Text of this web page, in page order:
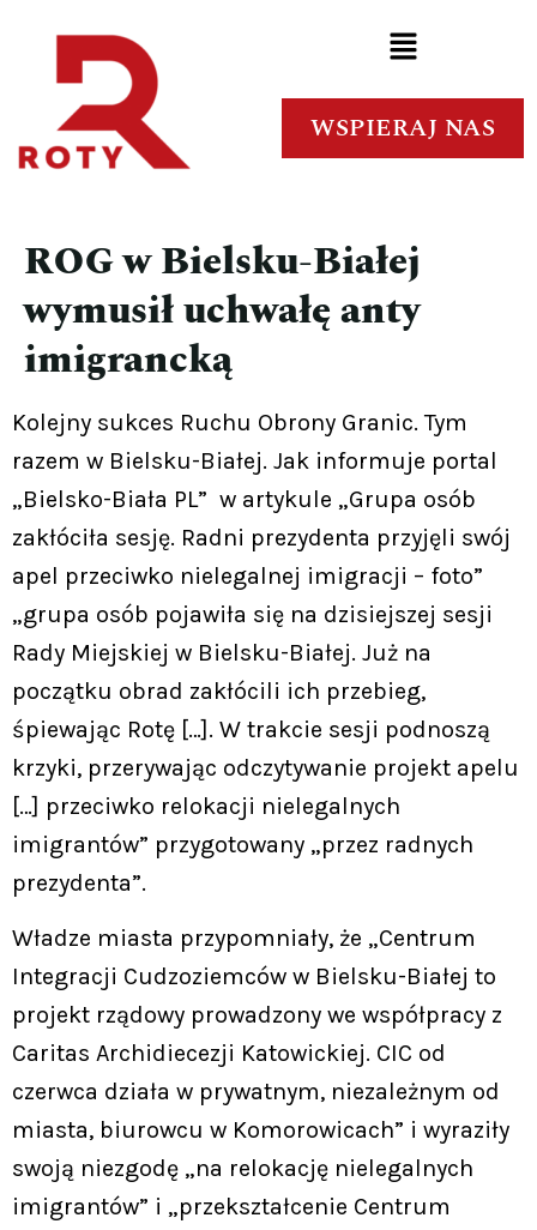
WSPIERAJ NAS
ROG w Bielsku-Białej
wymusił uchwałę anty
imigrancką
Kolejny sukces Ruchu Obrony Granic. Tym
razem w Bielsku-Białej. Jak informuje portal
„Bielsko-Biała PL” w artykule „Grupa osób
zakłóciła sesję. Radni prezydenta przyjęli swój
apel przeciwko nielegalnej imigracji – foto”
„grupa osób pojawiła się na dzisiejszej sesji
Rady Miejskiej w Bielsku-Białej. Już na
początku obrad zakłócili ich przebieg,
śpiewając Rotę […]. W trakcie sesji podnoszą
krzyki, przerywając odczytywanie projekt apelu
[…] przeciwko relokacji nielegalnych
imigrantów” przygotowany „przez radnych
prezydenta”.
Władze miasta przypomniały, że „Centrum
Integracji Cudzoziemców w Bielsku-Białej to
projekt rządowy prowadzony we współpracy z
Caritas Archidiecezji Katowickiej. CIC od
czerwca działa w prywatnym, niezależnym od
miasta, biurowcu w Komorowicach” i wyraziły
swoją niezgodę „na relokację nielegalnych
imigrantów” i „przekształcenie Centrum